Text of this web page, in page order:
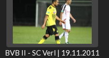
BVB II - SC Verl | 19.11.2011